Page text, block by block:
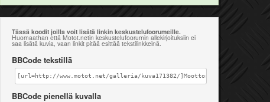
Tässä koodit joilla voit lisätä linkin keskustelufoorumeille.
Huomaathan että Motot.netin keskustelufoorumin allekirjoituksiin ei
saa lisätä kuvia, vaan linkit pitää esittää tekstilinkkeinä.
BBCode tekstillä
[url=http://www.motot.net/galleria/kuva171382/]Moottoria[/url]
BBCode pienellä kuvalla